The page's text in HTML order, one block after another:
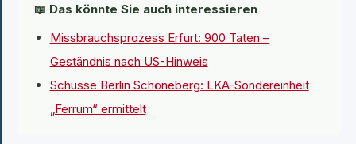
📖 Das könnte Sie auch interessieren
Missbrauchsprozess Erfurt: 900 Taten –
Geständnis nach US-Hinweis
Schüsse Berlin Schöneberg: LKA-Sondereinheit
„Ferrum“ ermittelt